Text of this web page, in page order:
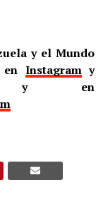
y el Mundo
en Instagramy
en